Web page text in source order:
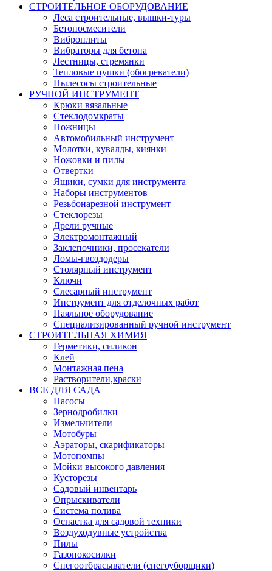
СТРОИТЕЛЬНОЕ ОБОРУДОВАНИЕ
Леса строительные, вышки-туры
Бетоносмесители
Виброплиты
Вибраторы для бетона
Лестницы, стремянки
Тепловые пушки (обогреватели)
Пылесосы строительные
РУЧНОЙ ИНСТРУМЕНТ
Крюки вязальные
Стеклодомкраты
Ножницы
Автомобильный инструмент
Молотки, кувалды, киянки
Ножовки и пилы
Отвертки
Ящики, сумки для инструмента
Наборы инструментов
Резьбонарезной инструмент
Стеклорезы
Дрели ручные
Электромонтажный
Заклепочники, просекатели
Ломы-гвоздодеры
Столярный инструмент
Ключи
Слесарный инструмент
Инструмент для отделочных работ
Паяльное оборудование
Специализированный ручной инструмент
СТРОИТЕЛЬНАЯ ХИМИЯ
Герметики, силикон
Клей
Монтажная пена
Растворители,краски
ВСЕ ДЛЯ САДА
Насосы
Зернодробилки
Измельчители
Мотобуры
Аэраторы, скарификаторы
Мотопомпы
Мойки высокого давления
Кусторезы
Садовый инвентарь
Опрыскиватели
Система полива
Оснастка для садовой техники
Воздуходувные устройства
Пилы
Газонокосилки
Снегоотбрасыватели (снегоуборщики)